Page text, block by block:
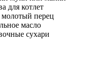
для котлет
перец
масло
сухари